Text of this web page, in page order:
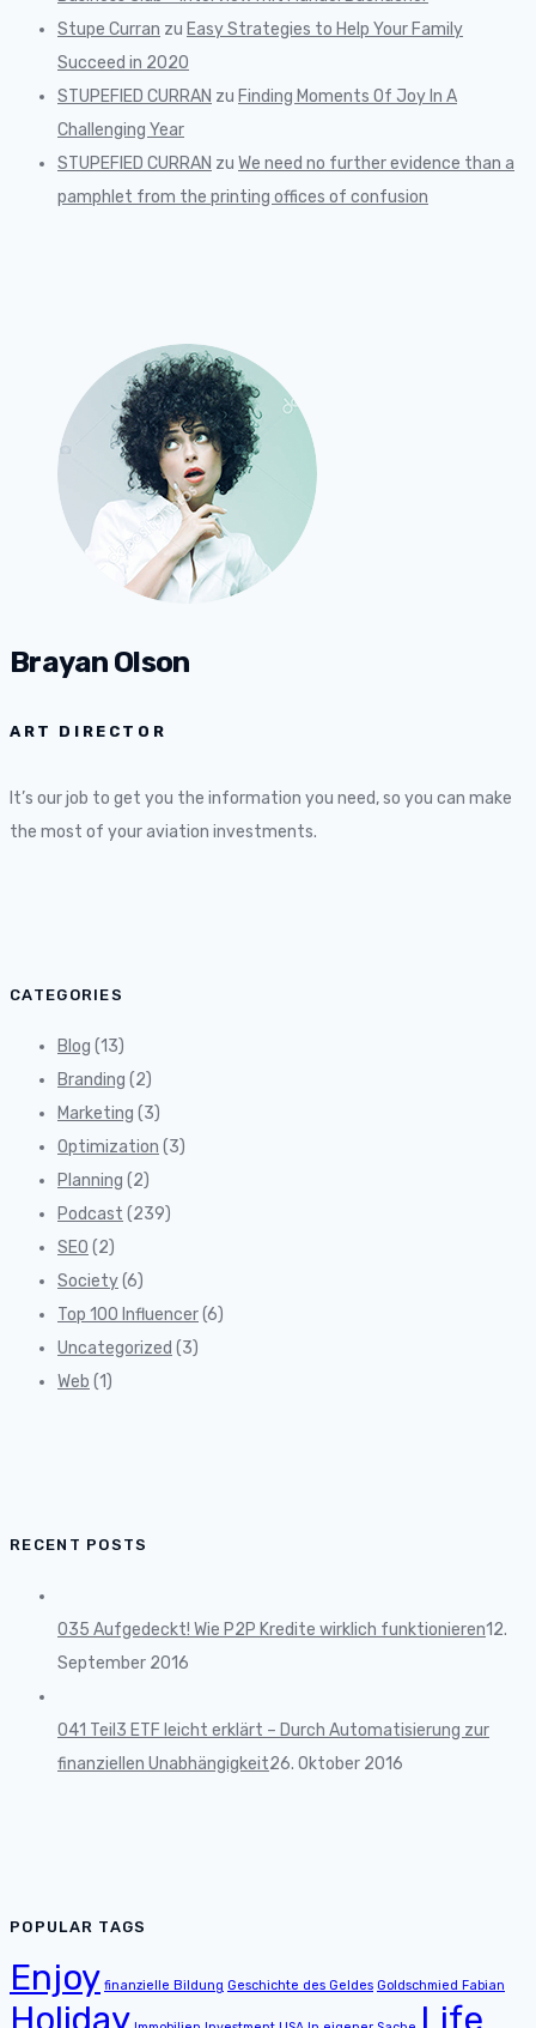
Stupe Curran zu Easy Strategies to Help Your Family
Succeed in 2020
STUPEFIED CURRAN zu Finding Moments Of Joy In A
Challenging Year
STUPEFIED CURRAN zu We need no further evidence than a
pamphlet from the printing offices of confusion
Brayan Olson
ART DIRECTOR
It’s our job to get you the information you need, so you can make
the most of your aviation investments.
CATEGORIES
Blog (13)
Branding (2)
Marketing (3)
Optimization (3)
Planning (2)
Podcast (239)
SEO (2)
Society(6)
Top 100 Influencer(6)
Uncategorized (3)
Web (1)
RECENT POSTS
035 Aufgedeckt! Wie P2P Kredite wirklich funktionieren12.
September 2016
041 Teil3 ETF leicht erklärt – Durch Automatisierung zur
finanziellen Unabhängigkeit26. Oktober 2016
POPULAR TAGS
Enjoy finanzielle Bildung Geschichte des Geldes Goldschmied Fabian
Holiday Life